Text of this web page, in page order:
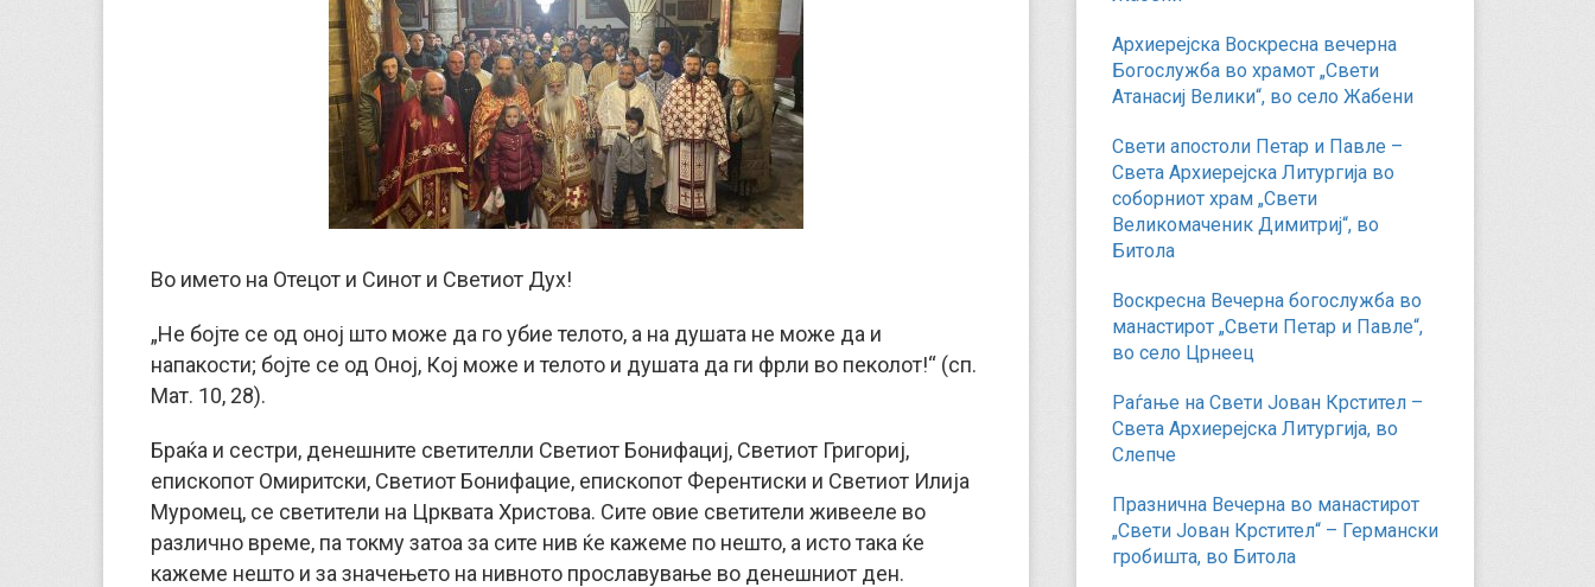
Во името на Отецот и Синот и Светиот Дух!
„Не бојте се од оној што може да го убие телото, а на душата не може да и
напакости; бојте се од Оној, Кој може и телото и душата да ги фрли во пеколот!“ (сп.
Мат. 10, 28).
Браќа и сестри, денешните светителли Светиот Бонифациј, Светиот Григориј,
епископот Омиритски, Светиот Бонифацие, епископот Ферентиски и Светиот Илија
Муромец, се светители на Црквата Христова. Сите овие светители живееле во
различно време, па токму затоа за сите нив ќе кажеме по нешто, а исто така ќе
кажеме нешто и за значењето на нивното прославување во денешниот ден.
Архиерејска Воскресна вечерна
Богослужба во храмот „Свети
Атанасиј Велики“, во село Жабени
Свети апостоли Петар и Павле –
Света Архиерејска Литургија во
соборниот храм „Свети
Великомаченик Димитриј“, во
Битола
Воскресна Вечерна богослужба во
манастирот „Свети Петар и Павле“,
во село Црнеец
Раѓање на Свети Јован Крстител –
Света Архиерејска Литургија, во
Слепче
Празнична Вечерна во манастирот
„Свети Јован Крстител“ – Германски
гробишта, во Битола